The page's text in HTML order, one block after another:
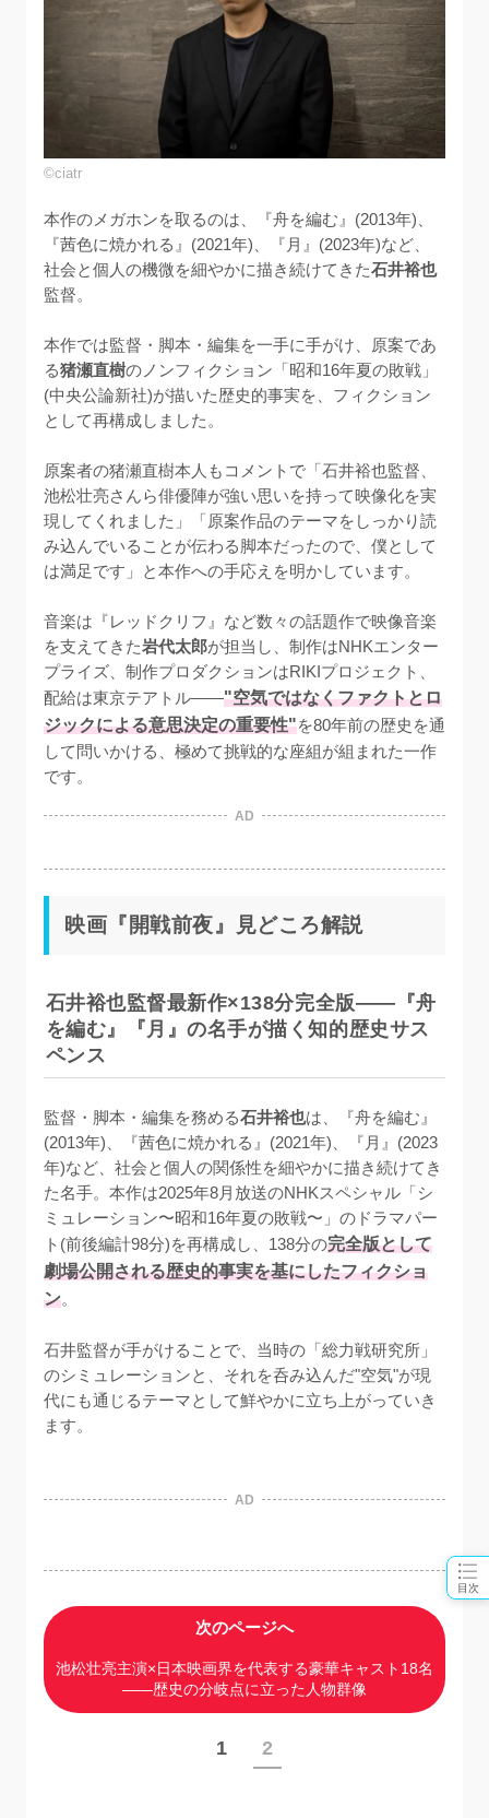
目次
©ciatr
本作のメガホンを取るのは、『舟を編む』(2013年)、
『茜色に焼かれる』(2021年)、『月』(2023年)など、
社会と個人の機微を細やかに描き続けてきた石井裕也
監督。
本作では監督・脚本・編集を一手に手がけ、原案であ
る猪瀬直樹のノンフィクション「昭和16年夏の敗戦」
(中央公論新社)が描いた歴史的事実を、フィクション
として再構成しました。
原案者の猪瀬直樹本人もコメントで「石井裕也監督、
池松壮亮さんら俳優陣が強い思いを持って映像化を実
現してくれました」「原案作品のテーマをしっかり読
み込んでいることが伝わる脚本だったので、僕として
は満足です」と本作への手応えを明かしています。
音楽は『レッドクリフ』など数々の話題作で映像音楽
を支えてきた岩代太郎が担当し、制作はNHKエンター
プライズ、制作プロダクションはRIKIプロジェクト、
配給は東京テアトル——"空気ではなくファクトとロ
ジックによる意思決定の重要性"を80年前の歴史を通
して問いかける、極めて挑戦的な座組が組まれた一作
です。
AD
映画『開戦前夜』見どころ解説
石井裕也監督最新作×138分完全版——『舟
を編む』『月』の名手が描く知的歴史サス
ペンス
監督・脚本・編集を務める石井裕也は、『舟を編む』
(2013年)、『茜色に焼かれる』(2021年)、『月』(2023
年)など、社会と個人の関係性を細やかに描き続けてき
た名手。本作は2025年8月放送のNHKスペシャル「シ
ミュレーション〜昭和16年夏の敗戦〜」のドラマパー
ト(前後編計98分)を再構成し、138分の完全版として
劇場公開される歴史的事実を基にしたフィクショ
ン。
石井監督が手がけることで、当時の「総力戦研究所」
のシミュレーションと、それを呑み込んだ"空気"が現
代にも通じるテーマとして鮮やかに立ち上がっていき
ます。
AD
次のページへ
池松壮亮主演×日本映画界を代表する豪華キャスト18名
——歴史の分岐点に立った人物群像
1 2